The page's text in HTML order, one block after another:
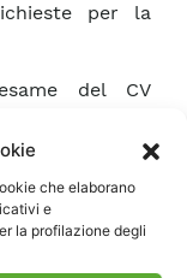
che elaborano
e
la profilazione degli
per la
del CV
tramite
chiusura del
specifiche
della
su